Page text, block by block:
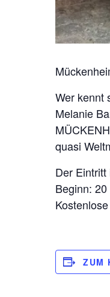
Wer kennt
Melanie
quasi
Der
Beginn:
ZUM